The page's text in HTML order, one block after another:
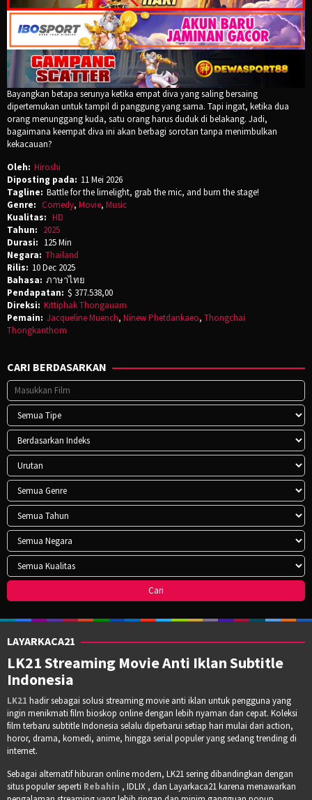
Bayangkan betapa serunya ketika empat diva yang saling bersaing
dipertemukan untuk tampil di panggung yang sama. Tapi ingat, ketika dua
orang menunggang kuda, satu orang harus duduk di belakang. Jadi,
bagaimana keempat diva ini akan berbagi sorotan tanpa menimbulkan
kekacauan?
Oleh: Hiroshi
Diposting pada: 11 Mei 2026
Tagline: Battle for the limelight, grab the mic, and burn the stage!
Genre: Comedy, Movie, Music
Kualitas: HD
Tahun: 2025
Durasi: 125 Min
Negara: Thailand
Rilis: 10 Dec 2025
Bahasa: ภาษาไทย
Pendapatan: $ 377.538,00
Direksi: Kittiphak Thongauam
Pemain: Jacqueline Muench, Ninew Phetdankaeo, Thongchai
Thongkanthom
CARI BERDASARKAN
LAYARKACA21
LK21 Streaming Movie Anti Iklan Subtitle
Indonesia
LK21 hadir sebagai solusi streaming movie anti iklan untuk pengguna yang
ingin menikmati film bioskop online dengan lebih nyaman dan cepat. Koleksi
film terbaru subtitle Indonesia selalu diperbarui setiap hari mulai dari action,
horor, drama, komedi, anime, hingga serial populer yang sedang trending di
internet.
Sebagai alternatif hiburan online modern, LK21 sering dibandingkan dengan
situs populer seperti Rebahin , IDLIX , dan Layarkaca21 karena menawarkan